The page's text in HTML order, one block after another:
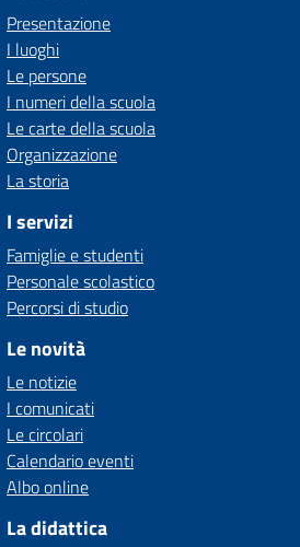
Presentazione
I luoghi
Le persone
I numeri della scuola
Le carte della scuola
Organizzazione
La storia
I servizi
Famiglie e studenti
Personale scolastico
Percorsi di studio
Le novità
Le notizie
I comunicati
Le circolari
Calendario eventi
Albo online
La didattica